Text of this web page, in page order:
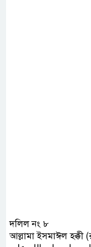
দলিল নং ৮
আল্লামা ইসমাঈল হক্কী